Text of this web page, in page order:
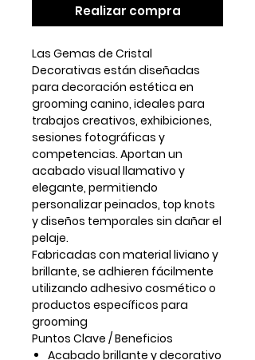
Realizar compra
Las Gemas de Cristal
Decorativas están diseñadas
para decoración estética en
grooming canino, ideales para
trabajos creativos, exhibiciones,
sesiones fotográficas y
competencias. Aportan un
acabado visual llamativo y
elegante, permitiendo
personalizar peinados, top knots
y diseños temporales sin dañar el
pelaje.
Fabricadas con material liviano y
brillante, se adhieren fácilmente
utilizando adhesivo cosmético o
productos específicos para
grooming
Puntos Clave / Beneficios
Acabado brillante y decorativo